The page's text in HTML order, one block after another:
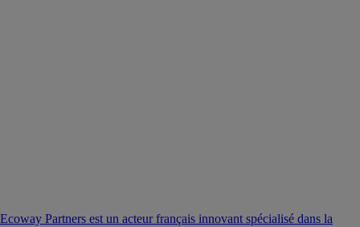
Ecoway Partners est un acteur français innovant spécialisé dans la